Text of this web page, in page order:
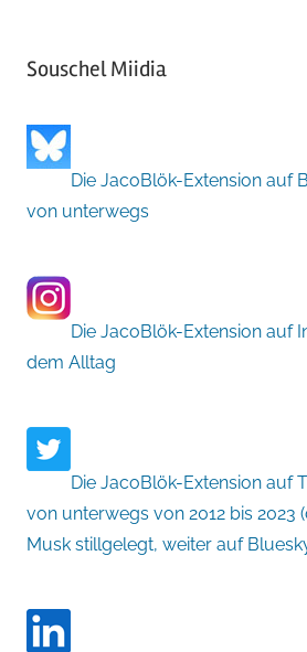
Souschel Miidia
Die JacoBlök-Extension auf
von unterwegs
Die JacoBlök-Extension auf
dem Alltag
Die JacoBlök-Extension auf
von unterwegs von 2012 bis 2023
Musk stillgelegt, weiter auf